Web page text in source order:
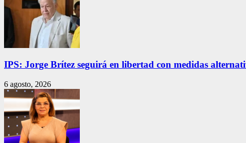
IPS: Jorge Brítez seguirá en libertad con medidas
6 agosto, 2026